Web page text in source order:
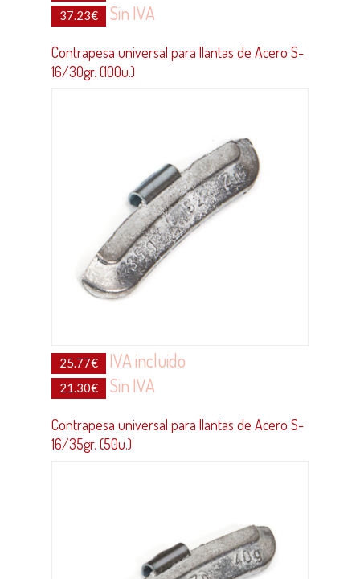
37.23€ Sin IVA
Contrapesa universal para llantas de Acero S-
16/30gr. (100u.)
25.77€ IVA incluido
21.30€ Sin IVA
Contrapesa universal para llantas de Acero S-
16/35gr. (50u.)